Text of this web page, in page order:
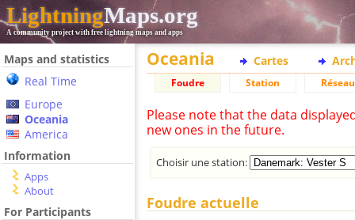
LightningMaps.org
A community project with free lightning maps and apps
Maps and statistics
Real Time
Europe
Oceania
America
Information
Apps
About
For Participants
Oceania Cartes
Foudre Station Réseau
Please note that the data
new ones in the future.
Choisir une station:
Foudre actuelle